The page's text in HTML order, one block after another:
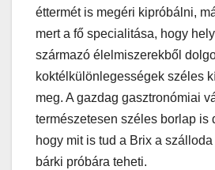
éttermét is megéri kipróbálni,
mert a fő specialitása, hogy
származó élelmiszerekből
koktélkülönlegességek széles
meg. A gazdag gasztronómiai
természetesen széles borlap is
hogy mit is tud a Brix a szálloda
bárki próbára teheti.